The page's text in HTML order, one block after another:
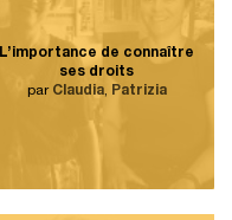
L’importance de connaître
ses droits
par Claudia, Patrizia